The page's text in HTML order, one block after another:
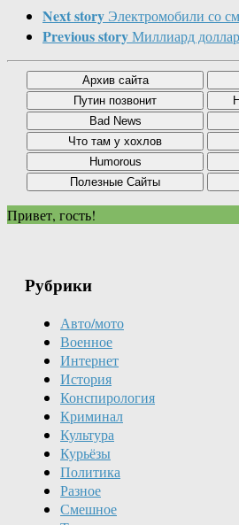
Next story Электромобили со
Previous storyМиллиард
Привет, гость!
Рубрики
Авто/мото
Военное
Интернет
История
Конспирология
Криминал
Культура
Курьёзы
Политика
Разное
Смешное